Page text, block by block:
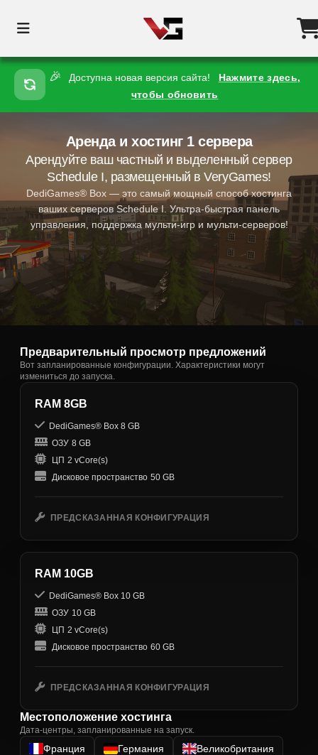
🎉 Доступна новая версия сайта!
Нажмите здесь,
чтобы обновить
Аренда и хостинг 1 сервера
Арендуйте ваш частный и выделенный сервер
Schedule I, размещенный в VeryGames!
DediGames® Box — это самый мощный способ хостинга
ваших серверов Schedule I. Ультра-быстрая панель
управления, поддержка мульти-игр и мульти-серверов!
Предварительный просмотр предложений
Вот запланированные конфигурации. Характеристики могут
измениться до запуска.
RAM 8GB
DediGames® Box 8 GB
ОЗУ 8 GB
ЦП 2 vCore(s)
Дисковое пространство 50 GB
ПРЕДСКАЗАННАЯ КОНФИГУРАЦИЯ
RAM 10GB
DediGames® Box 10 GB
ОЗУ 10 GB
ЦП 2 vCore(s)
Дисковое пространство 60 GB
ПРЕДСКАЗАННАЯ КОНФИГУРАЦИЯ
Местоположение хостинга
Дата-центры, запланированные на запуск.
Франция Германия Великобритания